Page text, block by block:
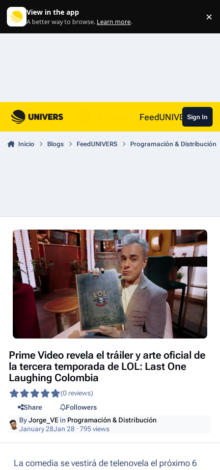
View in the app
A better way to browse. Learn more. ×
FeedUNIVERSSign In
Inicio Blogs FeedUNIVERS Programación & Distribución
Prime Video revela el tráiler y arte oficial de
la tercera temporada de LOL: Last One
Laughing Colombia
(0 reviews)
Share
Followers
ByJorge_VE in Programación & Distribución
January 28Jan 28 · 795 views
La comedia se vestirá de telenovela el próximo 6